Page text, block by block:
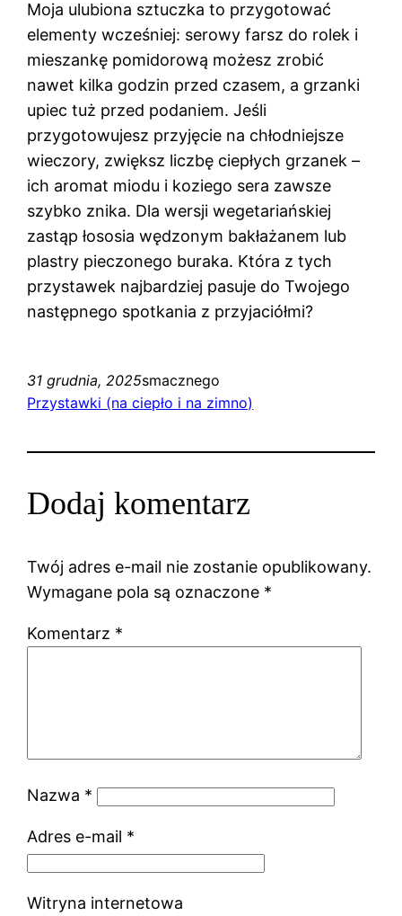
Moja ulubiona sztuczka to przygotować
elementy wcześniej: serowy farsz do rolek i
mieszankę pomidorową możesz zrobić
nawet kilka godzin przed czasem, a grzanki
upiec tuż przed podaniem. Jeśli
przygotowujesz przyjęcie na chłodniejsze
wieczory, zwiększ liczbę ciepłych grzanek –
ich aromat miodu i koziego sera zawsze
szybko znika. Dla wersji wegetariańskiej
zastąp łososia wędzonym bakłażanem lub
plastry pieczonego buraka. Która z tych
przystawek najbardziej pasuje do Twojego
następnego spotkania z przyjaciółmi?
31 grudnia, 2025smacznego
Przystawki (na ciepło i na zimno)
Dodaj komentarz
Twój adres e-mail nie zostanie opublikowany.
Wymagane pola są oznaczone *
Komentarz *
Nazwa *
Adres e-mail *
Witryna internetowa